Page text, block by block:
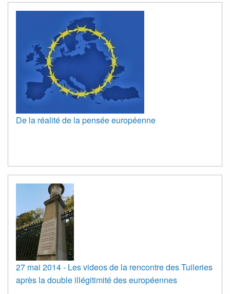
De la réalité de la pensée européenne
27 mai 2014 - Les videos de la rencontre des Tuileries
après la double illégitimité des européennes